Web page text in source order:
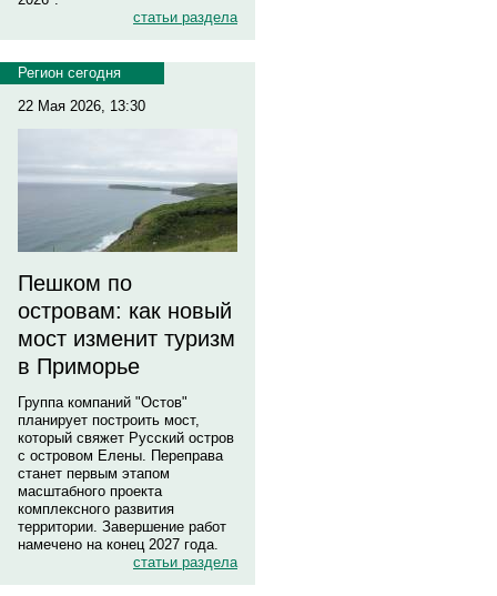
статьи раздела
Регион сегодня
22 Мая 2026, 13:30
Пешком по
островам: как новый
мост изменит туризм
в Приморье
Группа компаний "Остов"
планирует построить мост,
который свяжет Русский остров
с островом Елены. Переправа
станет первым этапом
масштабного проекта
комплексного развития
территории. Завершение работ
намечено на конец 2027 года.
статьи раздела